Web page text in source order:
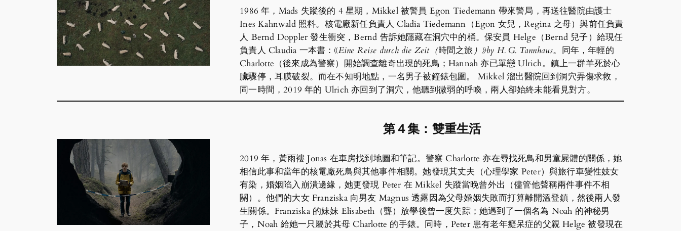
1986 年，Mads 失蹤後的 4 星期，Mikkel 被警員 Egon Tiedemann 帶來警局，再送往醫院由護士
Ines Kahnwald 照料。核電廠新任負責人 Cladia Tiedemann（Egon 女兒，Regina 之母）與前任負責
人 Bernd Doppler 發生衝突，Bernd 告訴她隱藏在洞穴中的桶。保安員 Helge（Bernd 兒子）給現任
負責人 Claudia 一本書：《Eine Reise durch die Zeit（時間之旅）》by H. G. Tannhaus。同年，年輕的
Charlotte（後來成為警察）開始調查離奇出現的死鳥；Hannah 亦已單戀 Ulrich。鎮上一群羊死於心
臟驟停，耳膜破裂。而在不知明地點，一名男子被鐘錶包圍。 Mikkel 溜出醫院回到洞穴弄傷求救，
同一時間，2019 年的 Ulrich 亦回到了洞穴，他聽到微弱的呼喚，兩人卻始終未能看見對方。
第４集：雙重生活
2019 年，黃雨褸 Jonas 在車房找到地圖和筆記。警察 Charlotte 亦在尋找死鳥和男童屍體的關係，她
相信此事和當年的核電廠死鳥與其他事件相關。她發現其丈夫（心理學家 Peter）與旅行車變性妓女
有染，婚姻陷入崩潰邊緣，她更發現 Peter 在 Mikkel 失蹤當晚曾外出（儘管他聲稱兩件事件不相
關）。他們的大女 Franziska 向男友 Magnus 透露因為父母婚姻失敗而打算離開溫登鎮，然後兩人發
生關係。Franziska 的妹妹 Elisabeth（聾）放學後曾一度失踪；她遇到了一個名為 Noah 的神秘男
子，Noah 給她一只屬於其母 Charlotte 的手錶。同時，Peter 患有老年癡呆症的父親 Helge 被發現在